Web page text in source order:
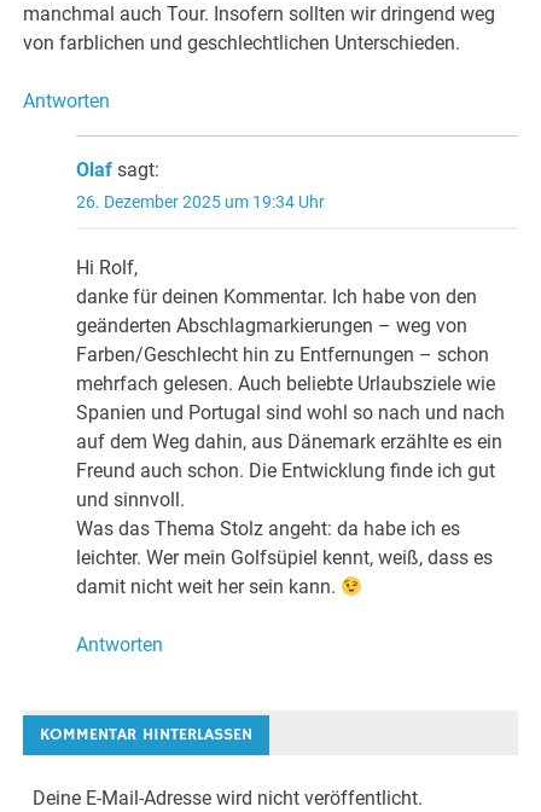
manchmal auch Tour. Insofern sollten wir dringend weg
von farblichen und geschlechtlichen Unterschieden.
Antworten
Olaf sagt:
26. Dezember 2025 um 19:34 Uhr
Hi Rolf,
danke für deinen Kommentar. Ich habe von den
geänderten Abschlagmarkierungen – weg von
Farben/Geschlecht hin zu Entfernungen – schon
mehrfach gelesen. Auch beliebte Urlaubsziele wie
Spanien und Portugal sind wohl so nach und nach
auf dem Weg dahin, aus Dänemark erzählte es ein
Freund auch schon. Die Entwicklung finde ich gut
und sinnvoll.
Was das Thema Stolz angeht: da habe ich es
leichter. Wer mein Golfsüpiel kennt, weiß, dass es
damit nicht weit her sein kann.
Antworten
KOMMENTAR HINTERLASSEN
Deine E-Mail-Adresse wird nicht veröffentlicht.